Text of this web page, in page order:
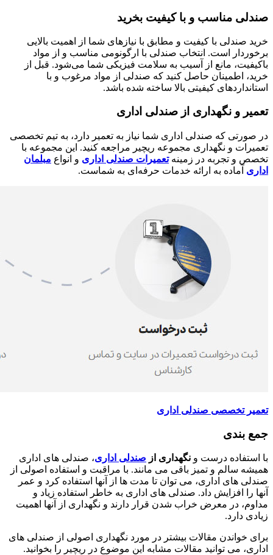
صندلی مناسب و با کیفیت بخرید
خرید صندلی با کیفیت و مطابق با نیازهای شما از اهمیت بالایی
برخوردار است. انتخاب صندلی با ارگونومی مناسب و از مواد
باکیفیت، مانع از آسیب به سلامت فیزیکی شما می‌شود. قبل از
خرید، اطمینان حاصل کنید که صندلی از مواد مرغوب و با
استانداردهای کیفیتی بالا ساخته شده باشد.
تعمیر و نگهداری از صندلی اداری
در صورتی که صندلی اداری شما نیاز به تعمیر دارد، به تیم تخصصی
تعمیرات و نگهداری مجموعه ریچیر مراجعه کنید. این مجموعه با
تخصص و تجربه در زمینهتعمیرات صندلی اداری و انواع مبلمان
اداری آماده به ارائه خدمات حرفه‌ای به شماست.
تعمیر تخصصی صندلی اداری
جمع بندی
با استفاده درست و نگهداری از صندلی اداری، صندلی های اداری
همیشه سالم و تمیز باقی می مانند. با مراقبت و استفاده اصولی از
صندلی های اداری، می توان تا مدت ها از آنها استفاده کرد و عمر
آنها را افزایش داد. صندلی های اداری به خاطر استفاده زیاد و
مداوم، در معرض خراب شدن قرار دارند و نگهداری از آنها اهمیت
زیادی دارد.
برای خواندن مقالات بیشتر در مورد نگهداری اصولی از صندلی های
اداری، می توانید مقالات مشابه این موضوع در ریچیر را بخوانید.